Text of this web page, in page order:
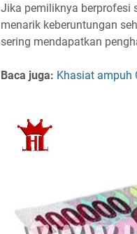
Jika pemiliknya berprofesi
menarik keberuntungan
sering mendapatkan
Baca juga: Khasiat ampuh